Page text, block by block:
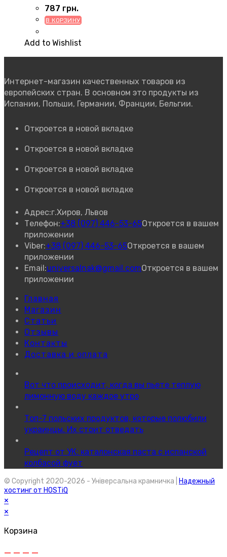
787 грн.
В КОРЗИНУ
Add to Wishlist
Интернет-магазин качественных товаров из
европейских стран. В основном это продукты из
Испании, Польши, Германии, Франции, Бельгии.
Откроется в новой вкладке
Откроется в новой вкладке
Откроется в новой вкладке
Откроется в новой вкладке
Адрес:г.Хиров, Львов
Телефон:+38 (097) 446-53-65Откроется в вашем
приложении
Viber:+38 (097) 446-53-65Откроется в вашем
приложении
Email:universalnak@gmail.comОткроется в вашем
приложении
Главная
Магазин
Статьи
Отзывы
Контакты
Доставка и оплата
Вот что происходит, когда вы пьете теплую
лимонную воду каждое утро
Топ-7 польских продуктов, которые полюбили
украинцы. Их стоит отведать
Рецепт от УК: каталонская паста с испанской
колбасой фует
© Copyright 2020-2026 - Універсальна крамничка |
Надежный
хостинг от HOSTiQ
×
×
Корзина